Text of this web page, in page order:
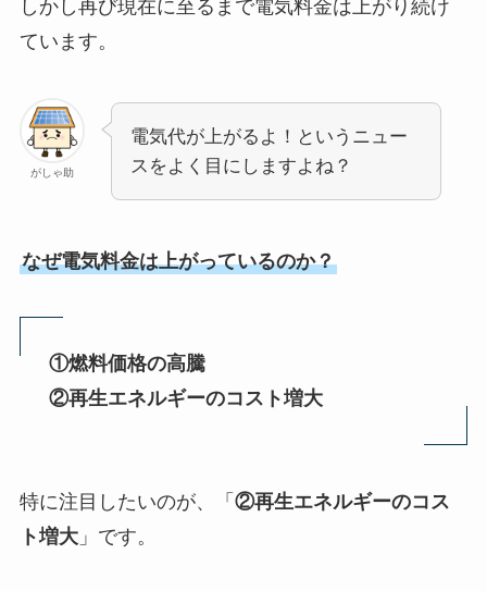
しかし再び現在に至るまで電気料金は上がり続け
ています。
がしゃ助
電気代が上がるよ！というニュー
スをよく目にしますよね？
なぜ電気料金は上がっているのか？
①燃料価格の高騰
②再生エネルギーのコスト増大
特に注目したいのが、「 ②再生エネルギーのコス
ト増大」です。